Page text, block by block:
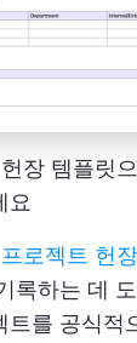
장 템플릿
요
로젝트 헌
록하는 데
트를 공식적